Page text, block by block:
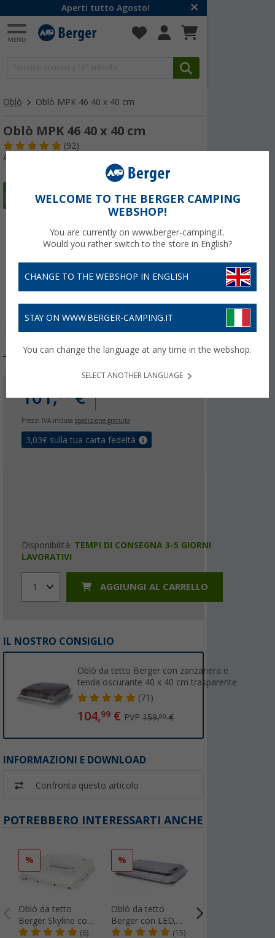
Aperti tutto Agosto!
Oblò Oblò MPK 46 40 x 40 cm
Oblò MPK 46 40 x 40 cm
(92)
Articolo n: 177640
101,00€
Prezzi IVA inclusa spedizione gratuita
3,03€ sulla tua carta fedeltà
Disponibilità: TEMPI DI CONSEGNA 3-5 GIORNI
LAVORATIVI
1 AGGIUNGI AL CARRELLO
IL NOSTRO CONSIGLIO
Oblò da tetto Berger con zanzariera e
tenda oscurante 40 x 40 cm trasparente
(71)
104,99 € PVP159,00€
INFORMAZIONI E DOWNLOAD
Confronta questo articolo
POTREBBERO INTERESSARTI ANCHE
%
Oblò da tetto
Berger Skyline con
zanzariera e tenda
(6)
%
Oblò da tetto
Berger con LED,
zanzariera e tenda
(15)
WELCOME TO THE BERGER CAMPING
WEBSHOP!
You are currently on www.berger-camping.it.
Would you rather switch to the store in English?
CHANGE TO THE WEBSHOP IN ENGLISH
STAY ON WWW.BERGER-CAMPING.IT
You can change the language at any time in the webshop.
SELECT ANOTHER LANGUAGE